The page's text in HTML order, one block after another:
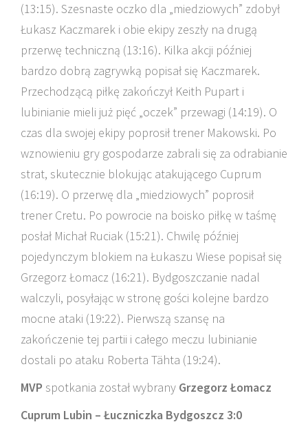
(13:15). Szesnaste oczko dla „miedziowych” zdobył
Łukasz Kaczmarek i obie ekipy zeszły na drugą
przerwę techniczną (13:16). Kilka akcji później
bardzo dobrą zagrywką popisał się Kaczmarek.
Przechodzącą piłkę zakończył Keith Pupart i
lubinianie mieli już pięć „oczek” przewagi (14:19). O
czas dla swojej ekipy poprosił trener Makowski. Po
wznowieniu gry gospodarze zabrali się za odrabianie
strat, skutecznie blokując atakującego Cuprum
(16:19). O przerwę dla „miedziowych” poprosił
trener Cretu. Po powrocie na boisko piłkę w taśmę
posłał Michał Ruciak (15:21). Chwilę później
pojedynczym blokiem na Łukaszu Wiese popisał się
Grzegorz Łomacz (16:21). Bydgoszczanie nadal
walczyli, posyłając w stronę gości kolejne bardzo
mocne ataki (19:22). Pierwszą szansę na
zakończenie tej partii i całego meczu lubinianie
dostali po ataku Roberta Tähta (19:24).
MVP spotkania został wybrany Grzegorz Łomacz
Cuprum Lubin – Łuczniczka Bydgoszcz 3:0